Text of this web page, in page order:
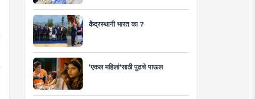
केंद्रस्थानी भारत का ?
'एकल महिलां'साठी पुढचे पाऊल